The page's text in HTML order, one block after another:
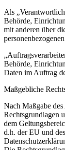
Als
Behörde,
mit anderen über
Behörde,
Daten im Auftrag
Maßgebliche
Nach Maßgabe
Rechtsgrundlagen
dem
d.h. der EU und